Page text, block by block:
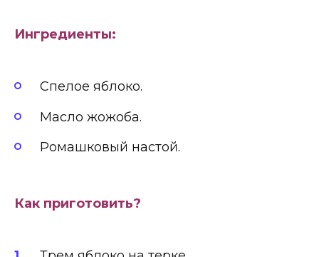
Ингредиенты:
Спелое яблоко.
Масло жожоба.
Ромашковый настой.
Как приготовить?